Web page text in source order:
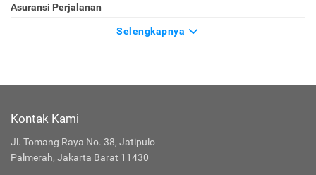
Asuransi Perjalanan
Selengkapnya
Kontak Kami
Jl. Tomang Raya No. 38, Jatipulo
Palmerah, Jakarta Barat 11430